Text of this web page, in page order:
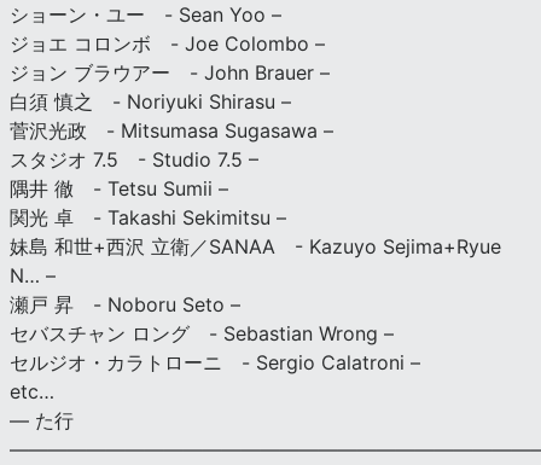
ショーン・ユー - Sean Yoo –
ジョエ コロンボ - Joe Colombo –
ジョン ブラウアー - John Brauer –
白須 慎之 - Noriyuki Shirasu –
菅沢光政 - Mitsumasa Sugasawa –
スタジオ 7.5 - Studio 7.5 –
隅井 徹 - Tetsu Sumii –
関光 卓 - Takashi Sekimitsu –
妹島 和世+西沢 立衛／SANAA - Kazuyo Sejima+Ryue
N… –
瀬戸 昇 - Noboru Seto –
セバスチャン ロング - Sebastian Wrong –
セルジオ・カラトローニ - Sergio Calatroni –
etc…
— た行